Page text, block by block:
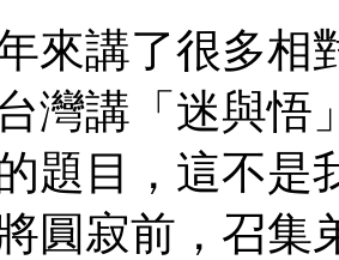
講了很多相
灣講「迷與悟
題目，這不是
圓寂前，召集